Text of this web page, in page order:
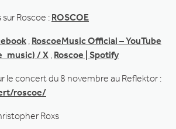
Roscoe : ROSCOE
RoscoeMusic Official – YouTube
/ X Roscoe | Spotify
le concert du 8 novembre au Reflektor :
roscoe/
Roxs